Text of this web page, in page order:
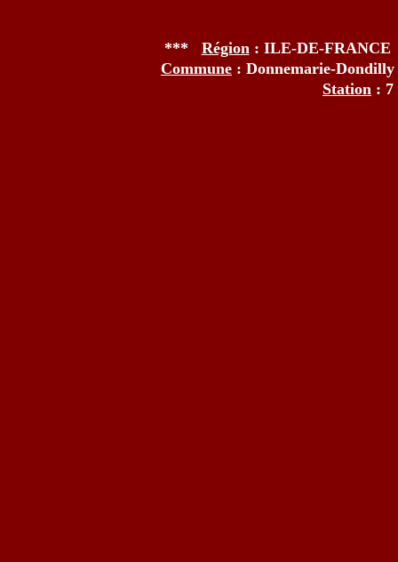
*** Région: ILE-DE-
Commune : Donnemarie-
Station :